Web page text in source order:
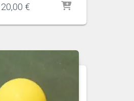
Le
initial
25,90 €.
20,00 €Le
actuel
20,00 €.